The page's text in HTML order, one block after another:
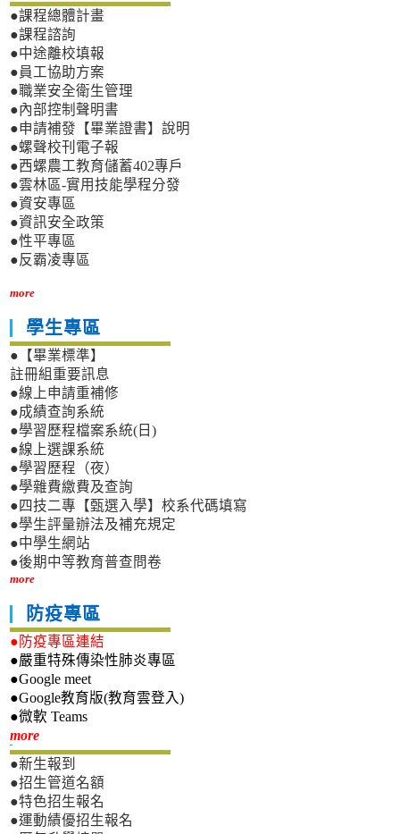
●課程總體計畫
●課程諮詢
●中途離校填報
●員工協助方案
●職業安全衛生管理
●內部控制聲明書
●申請補發【畢業證書】說明
●螺聲校刊電子報
●西螺農工教育儲蓄402專戶
●雲林區-實用技能學程分發
●資安專區
●資訊安全政策
●性平專區
●反霸凌專區
more
學生專區
●【畢業標準】
註冊組重要訊息
●線上申請重補修
●成績查詢系統
●學習歷程檔案系統(日)
●線上選課系統
●學習歷程（夜）
●學雜費繳費及查詢
●四技二專【甄選入學】校系代碼填寫
●學生評量辦法及補充規定
●中學生網站
●後期中等教育普查問卷
more
防疫專區
●防疫專區連結
●嚴重特殊傳染性肺炎專區
●Google meet
●Google教育版(教育雲登入)
●微軟 Teams
more新生專區
●新生報到
●招生管道名額
●特色招生報名
●運動績優招生報名